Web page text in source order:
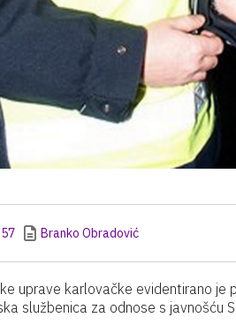
Branko Obradović
uprave karlovačke evidentirano je
službenica za odnose s javnošću